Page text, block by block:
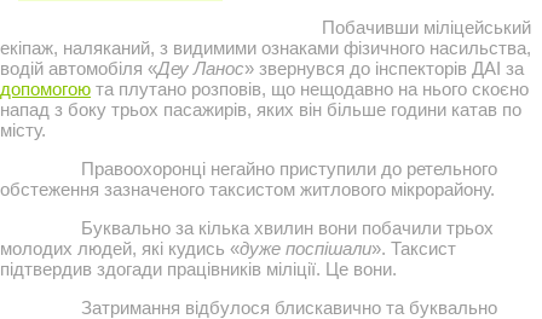
Побачивши міліцейський
екіпаж, наляканий, з видимими ознаками фізичного насильства,
водій автомобіля «Деу Ланос» звернувся до інспекторів ДАІ за
допомогою та плутано розповів, що нещодавно на нього скоєно
напад з боку трьох пасажирів, яких він більше години катав по
місту.
Правоохоронці негайно приступили до ретельного
обстеження зазначеного таксистом житлового мікрорайону.
Буквально за кілька хвилин вони побачили трьох
молодих людей, які кудись «дуже поспішали». Таксист
підтвердив здогади працівників міліції. Це вони.
Затримання відбулося блискавично та буквально